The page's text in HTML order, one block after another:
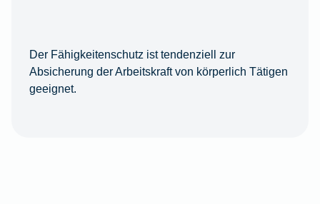
Der Fähigkeitenschutz ist tendenziell zur
Absicherung der Arbeitskraft von körperlich Tätigen
geeignet.